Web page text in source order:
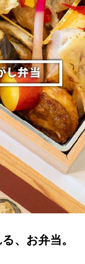
、お弁当。